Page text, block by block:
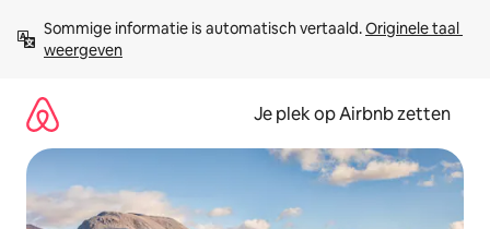
direct
naar
Sommige informatie is automatisch vertaald. Originele taal
weergeven
Je plek op Airbnb zetten